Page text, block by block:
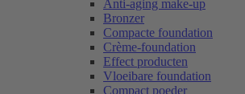
Anti-aging make-up
Bronzer
Compacte foundation
Crème-foundation
Effect producten
Vloeibare foundation
Compact poeder